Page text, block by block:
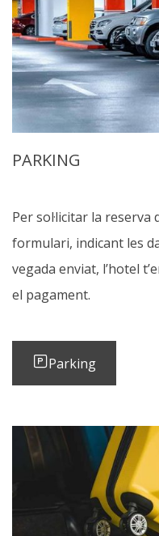
PARKING
Per sol·licitar la
formulari, indicant les
vegada enviat, l’hotel
el pagament.
Parking